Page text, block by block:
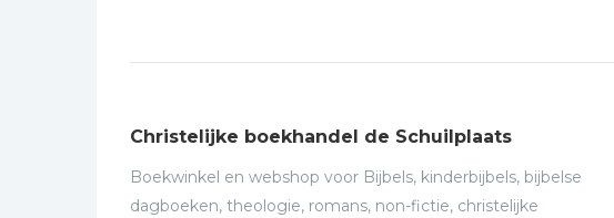
Wenskaarten
Christelijke boekhandel de Schuilplaats
Boekwinkel en webshop voor Bijbels, kinderbijbels, bijbelse
dagboeken, theologie, romans, non-fictie, christelijke